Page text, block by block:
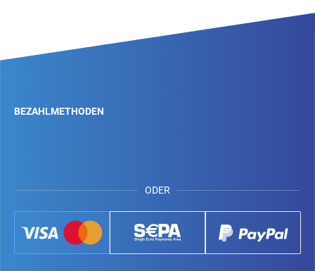
ODER
BEZAHLMETHODEN